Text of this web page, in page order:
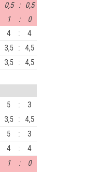
0,5 :
0,5
1 :
0
4 :
4
3,5 :
4,5
3,5 : 4,5
5 :
3
3,5 :
4,5
5 :
3
4 :
4
1 :
0